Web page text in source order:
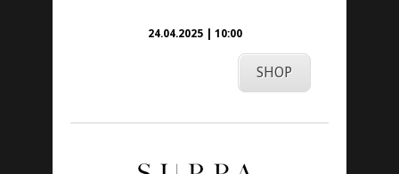
24.04.2025 | 10:00
SHOP